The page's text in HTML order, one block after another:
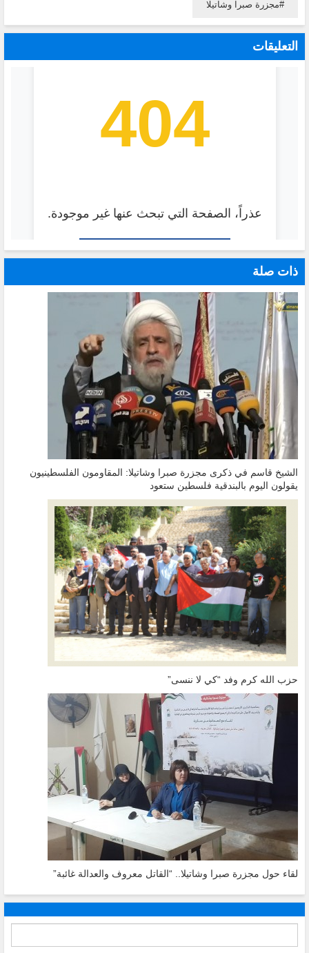
مجزرة صبرا وشاتيلا
التعليقات
ذات صلة
الشيخ قاسم في ذكرى مجزرة صبرا وشاتيلا: المقاومون الفلسطينيون
يقولون اليوم بالبندقية فلسطين ستعود
حزب الله كرم وفد “كي لا ننسى”
لقاء حول مجزرة صبرا وشاتيلا.. “القاتل معروف والعدالة غائبة”